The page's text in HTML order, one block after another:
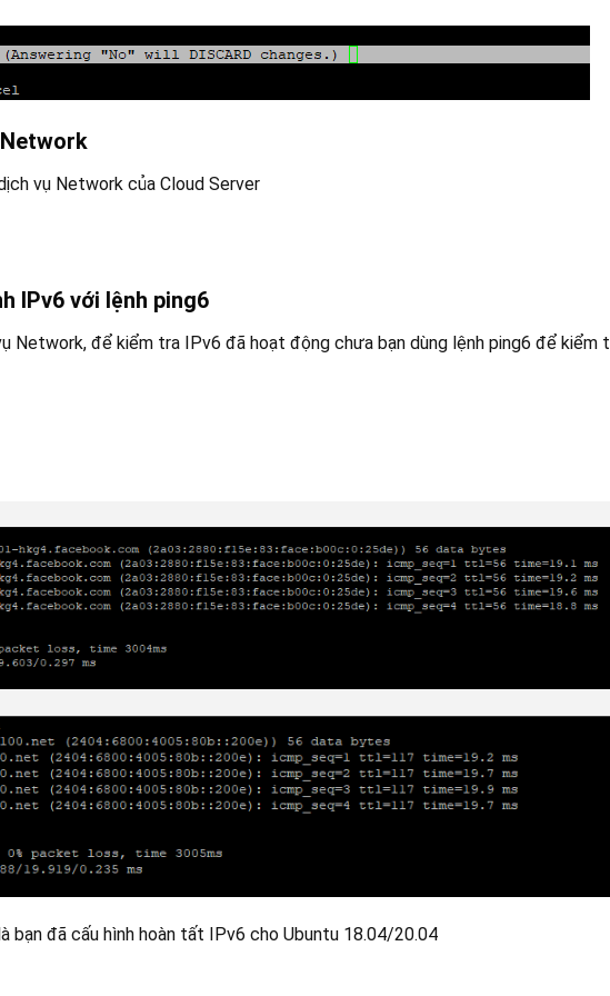
vụ Network của Cloud Server
IPv6 với lệnh ping6
Network, để kiểm tra IPv6 đã hoạt động chưa bạn dùng lệnh ping6 để kiểm
bạn đã cấu hình hoàn tất IPv6 cho Ubuntu 18.04/20.04